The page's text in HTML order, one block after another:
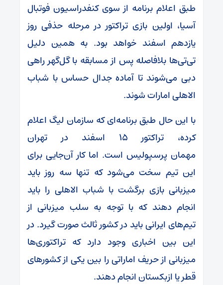
طبق اعلام برنامه از سوی کنفدراسیون فوتبال
آسیا، اولین بازی تراکتور در مرحله حذفی روز
یازدهم اسفند خواهد بود. به همین دلیل
تی‌تی‌ها بلافاصله پس از مسابقه با گل‌گهر راهی
دبی می‌شوند تا آماده جدال حساس با شباب
الاهلی امارات شوند.
با این حال طبق برنامه‌ای که سازمان لیگ اعلام
کرده، تراکتور ۱۵ اسفند در تهران
مهمان پرسپولیس است. اما کار آن‌جایی برای
این تیم سخت می‌شود که تنها سه روز باید
میزبانی بازی برگشت با شباب الاهلی را باید
انجام دهند که با توجه به سلب میزبانی از
تیم‌های ایرانی باید در کشور ثالث صورت گیرد. در
این بین اخباری وجود دارد که تراکتوری‌ها
میزبانی از حریف اماراتی را بین یکی از کشورهای
قطر یا ازبکستان انجام دهند.